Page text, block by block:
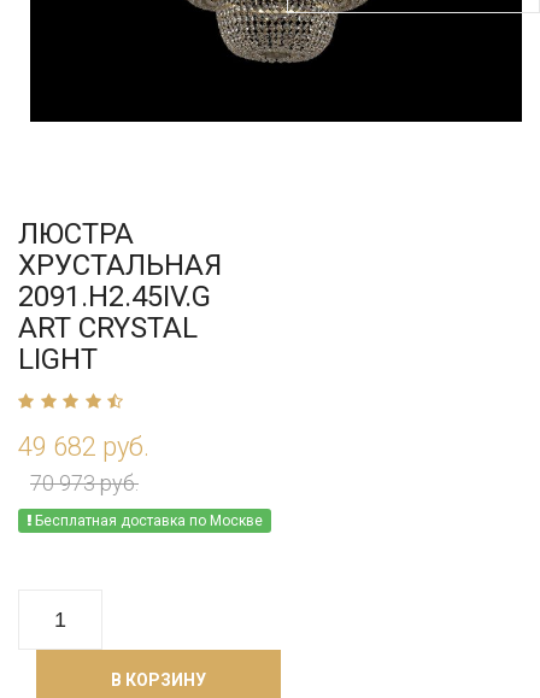
ЛЮСТРА
ХРУСТАЛЬНАЯ
2091.H2.45IV.G
ART CRYSTAL
LIGHT
49 682 руб.
70 973 руб.
Бесплатная доставка по Москве
В КОРЗИНУ